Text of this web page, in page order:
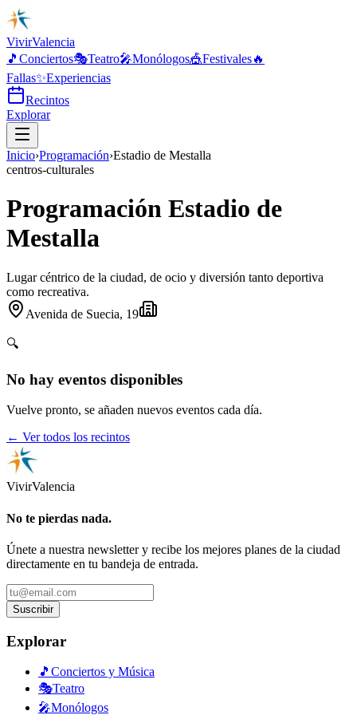
VivirValencia
🎵 Conciertos🎭Teatro🎤Monólogos🎪Festivales🔥
Fallas✨Experiencias
Recintos
Explorar
Inicio›Programación›Estadio de Mestalla
centros-culturales
Programación Estadio de
Mestalla
Lugar céntrico de la ciudad, de ocio y diversión tanto deportiva
como recreativa.
Avenida de Suecia, 19
🔍
No hay eventos disponibles
Vuelve pronto, se añaden nuevos eventos cada día.
← Ver todos los recintos
VivirValencia
No te pierdas nada.
Únete a nuestra newsletter y recibe los mejores planes de la ciudad
directamente en tu bandeja de entrada.
Suscribir
Explorar
🎵 Conciertos y Música
🎭Teatro
🎤Monólogos